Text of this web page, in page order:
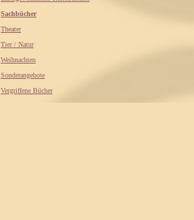
Sachbücher
Theater
Tier / Natur
Weihnachten
Sonderangebote
Vergriffene Bücher